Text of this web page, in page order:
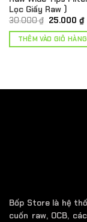
Lọc Giấy Raw )
30.000₫ Giá
là:
30.000 ₫.
25.000 ₫
là:
THÊM VÀO GIỎ HÀNG
Bốp Store là hệ
cuốn raw, OCB,